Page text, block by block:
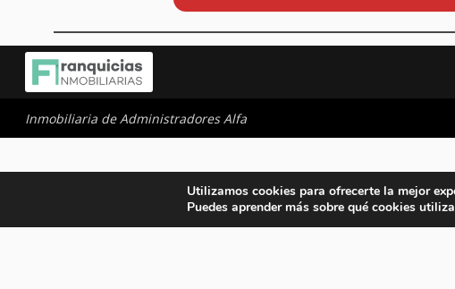
Inmobiliaria de Administradores Alfa
Utilizamos cookies para ofrecerte la mejor
Puedes aprender más sobre qué cookies